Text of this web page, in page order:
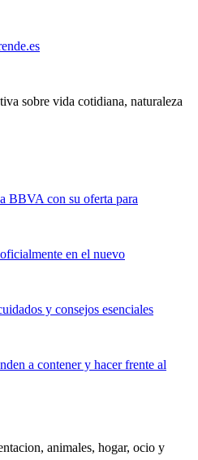
sobre vida cotidiana, naturaleza
BBVA con su oferta para
en el nuevo
y consejos esenciales
a contener y hacer frente al
animales, hogar, ocio y